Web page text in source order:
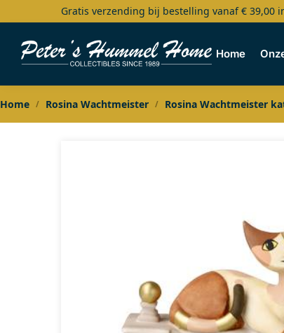
Gratis verzending bij bestelling vanaf € 39,00
Home
Search
Home / Rosina Wachtmeister / Rosina Wachtmeister